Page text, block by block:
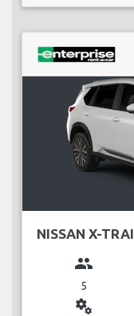
NISSAN X-
group
5
miscellaneous_services